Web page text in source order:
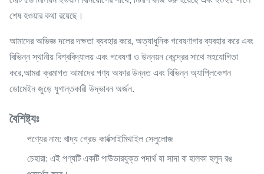
শেষ হওয়ার কথা রয়েছে।
আমাদের অভিজ্ঞ দলের দক্ষতা ব্যবহার করে, অত্যাধুনিক গবেষণাগার ব্যবহার করে এবং
বিভিন্ন স্থানীয় বিশ্ববিদ্যালয় এবং গবেষণা ও উন্নয়ন কেন্দ্রের সাথে সহযোগিতা
করে,আমরা ক্রমাগত আমাদের পণ্য অফার উন্নত এবং বিভিন্ন অ্যাপ্লিকেশন
ডোমেইন জুড়ে যুগান্তকারী উদ্ভাবন অর্জন.
বৈশিষ্ট্যঃ
পণ্যের নাম: খাদ্য গ্রেড কার্বক্সাইমিথাইল সেলুলোজ
চেহারা: এই পণ্যটি একটি পাউডারযুক্ত পদার্থ যা সাদা বা হালকা হলুদ রঙ